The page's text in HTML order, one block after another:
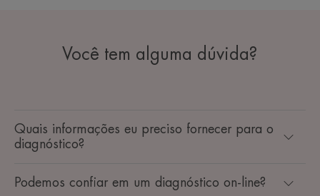
Você tem alguma dúvida?
Quais informações eu preciso fornecer para o
diagnóstico?
Podemos confiar em um diagnóstico on-line?